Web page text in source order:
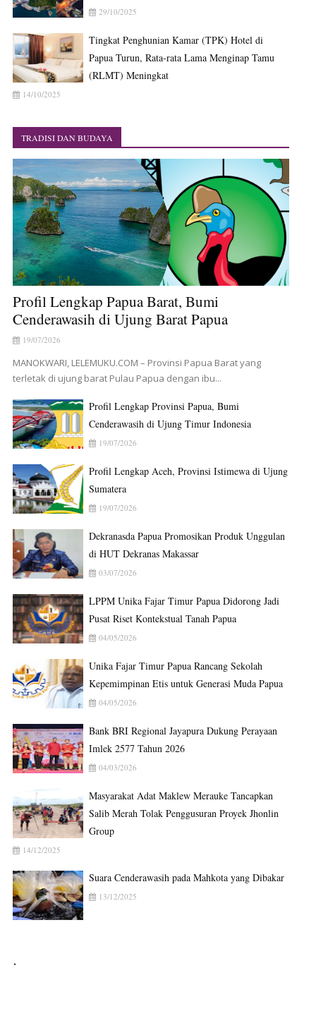
29/10/2025
Tingkat Penghunian Kamar (TPK) Hotel di
Papua Turun, Rata-rata Lama Menginap Tamu
(RLMT) Meningkat
14/10/2025
TRADISI DAN BUDAYA
Profil Lengkap Papua Barat, Bumi
Cenderawasih di Ujung Barat Papua
19/07/2026
MANOKWARI, LELEMUKU.COM – Provinsi Papua Barat yang
terletak di ujung barat Pulau Papua dengan ibu...
Profil Lengkap Provinsi Papua, Bumi
Cenderawasih di Ujung Timur Indonesia
19/07/2026
Profil Lengkap Aceh, Provinsi Istimewa di Ujung
Sumatera
19/07/2026
Dekranasda Papua Promosikan Produk Unggulan
di HUT Dekranas Makassar
03/07/2026
LPPM Unika Fajar Timur Papua Didorong Jadi
Pusat Riset Kontekstual Tanah Papua
04/05/2026
Unika Fajar Timur Papua Rancang Sekolah
Kepemimpinan Etis untuk Generasi Muda Papua
04/05/2026
Bank BRI Regional Jayapura Dukung Perayaan
Imlek 2577 Tahun 2026
04/03/2026
Masyarakat Adat Maklew Merauke Tancapkan
Salib Merah Tolak Penggusuran Proyek Jhonlin
Group
14/12/2025
Suara Cenderawasih pada Mahkota yang Dibakar
13/12/2025
.